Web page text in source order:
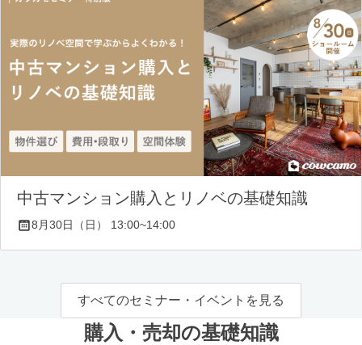
中古マンション購入とリノベの基礎知識
8月30日（日） 13:00~14:00
すべてのセミナー・イベントを見る
購入・売却の基礎知識